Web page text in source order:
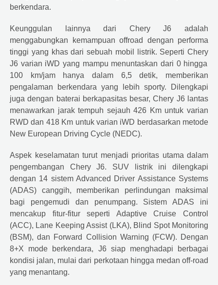
berkendara.
Keunggulan lainnya dari CheryJ6 adalah
menggabungkan kemampuan offroad dengan performa
tinggi yang khas dari sebuah mobil listrik. Seperti Chery
J6 varian iWD yang mampu menuntaskan dari 0 hingga
100 km/jam hanya dalam 6,5 detik, memberikan
pengalaman berkendara yang lebih sporty. Dilengkapi
juga dengan baterai berkapasitas besar,Chery J6 lantas
menawarkan jarak tempuh sejauh 426 Km untuk varian
RWD dan 418 Km untuk varian iWD berdasarkan metode
New European Driving Cycle (NEDC).
Aspek keselamatan turut menjadi prioritas utama dalam
pengembangan CheryJ6. SUV listrik ini dilengkapi
dengan 14 sistem Advanced Driver Assistance Systems
(ADAS) canggih, memberikan perlindungan maksimal
bagi pengemudi dan penumpang. Sistem ADAS ini
mencakup fitur-fitur seperti Adaptive Cruise Control
(ACC), Lane Keeping Assist (LKA), Blind Spot Monitoring
(BSM), dan Forward Collision Warning (FCW). Dengan
8+X mode berkendara, J6 siap menghadapi berbagai
kondisi jalan, mulai dari perkotaan hingga medan off-road
yang menantang.